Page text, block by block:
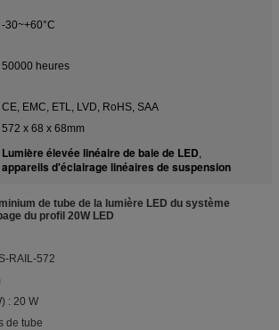
-30~+60°C
50000 heures
CE, EMC, ETL, LVD, RoHS, SAA
572 x 68 x 68mm
Lumière élevée linéaire de baie de LED,
appareils d'éclairage linéaires de suspension
de tube de la lumière LED du système
du profil 20W LED
RAIL-572
: 20 W
de tube